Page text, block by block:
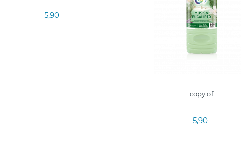
5,90
copy of
5,90